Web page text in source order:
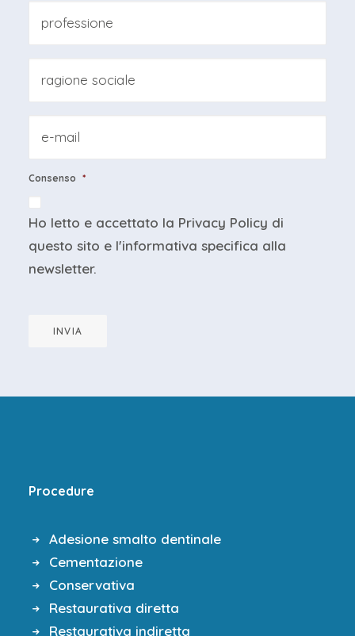
sociale *
Consenso *
Ho letto e accettato la Privacy Policy di
questo sito e l'informativa specifica alla
newsletter.
INVIA
Procedure
Adesione smalto dentinale
Cementazione
Conservativa
Restaurativa diretta
Restaurativa indiretta